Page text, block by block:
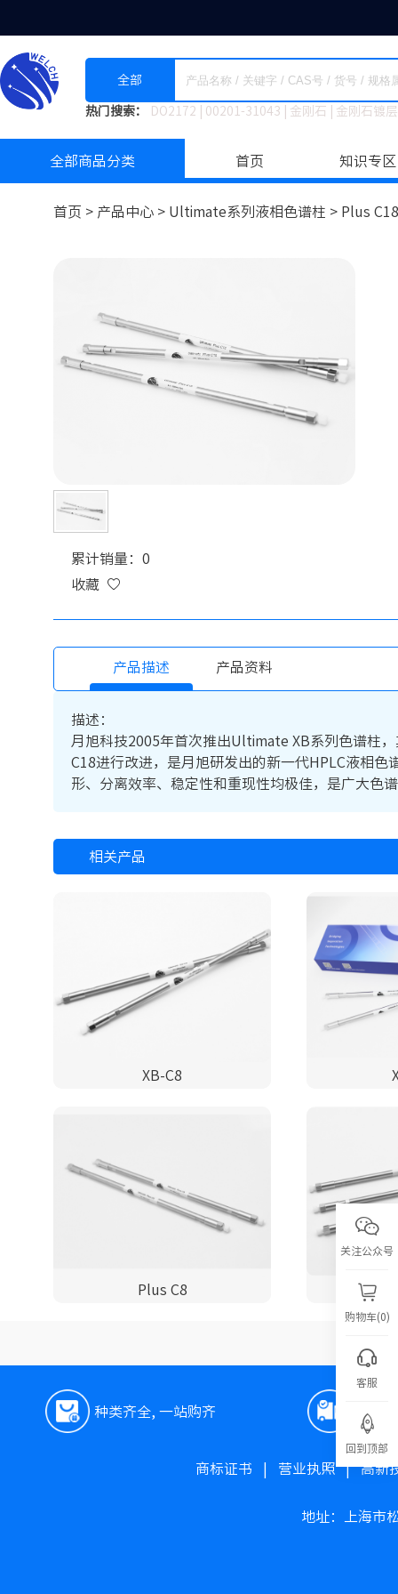
全部
热门搜索： DO2172 00201-31043 金刚石 金刚石镀
全部商品分类 首页 知识专区
首页 > 产品中心 > Ultimate系列液相色谱柱 > Plus
累计销量：0
收藏
产品描述 产品资料
描述：
月旭科技2005年首次推出Ultimate XB系列色谱柱
C18进行改进，是月旭研发出的新一代HPLC液相
形、分离效率、稳定性和重现性均极佳，是广大色
相关产品
XB-C8
Plus C8
种类齐全, 一站购齐 极速
商标证书 营业执照|高新
地址：上海市
关注公众号
购物车(0)
客服
回到顶部